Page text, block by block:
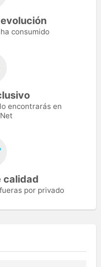
consumido
encontrarás en
calidad
por privado